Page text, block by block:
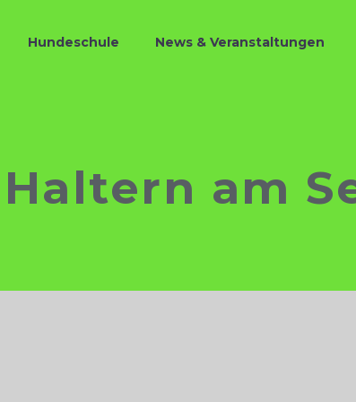
Hundeschule News & Veranstaltungen
Haltern am